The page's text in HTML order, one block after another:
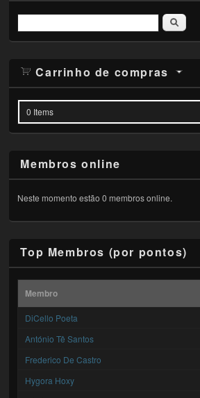
Pesquisar
Carrinho de compras
0 Items
Membros online
Neste momento estão 0 membros online.
Top Membros (por pontos)
Membro
DiCello Poeta
António Tê Santos
Frederico De Castro
Hygora Hoxy